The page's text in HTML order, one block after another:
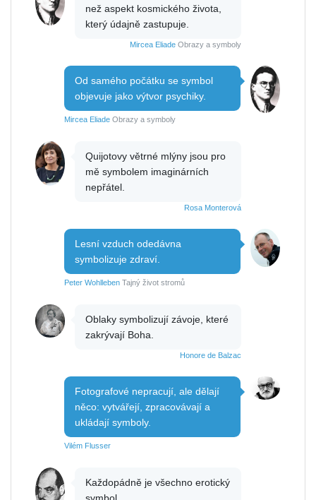
než aspekt kosmického života,
který údajně zastupuje.
Mircea Eliade Obrazy a symboly
Od samého počátku se symbol
objevuje jako výtvor psychiky.
Mircea Eliade Obrazy a symboly
Quijotovy větrné mlýny jsou pro
mě symbolem imaginárních
nepřátel.
Rosa Monterová
Lesní vzduch odedávna
symbolizuje zdraví.
Peter Wohlleben Tajný život stromů
Oblaky symbolizují závoje, které
zakrývají Boha.
Honore de Balzac
Fotografové nepracují, ale dělají
něco: vytvářejí, zpracovávají a
ukládají symboly.
Vilém Flusser
Každopádně je všechno erotický